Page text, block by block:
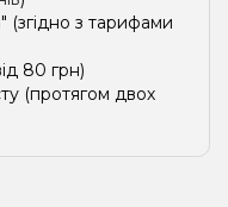
з тарифами
80 грн)
(протягом двох